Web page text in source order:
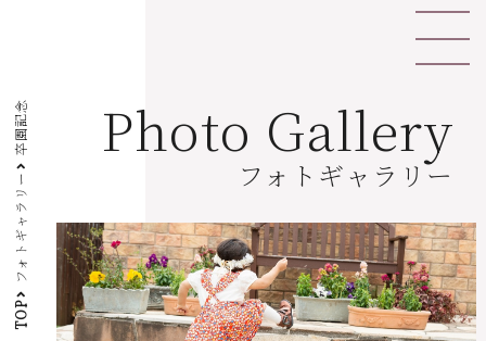
Photo Gallery
フォトギャラリー
TOP
フォトギャラリー
卒園記念